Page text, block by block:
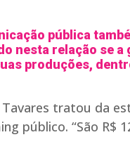
pública
nesta relação se
produções,
tratou da
público. “São R$